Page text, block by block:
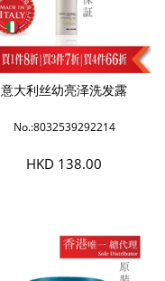
意大利丝幼亮泽洗发露
No.:8032539292214
HKD 138.00